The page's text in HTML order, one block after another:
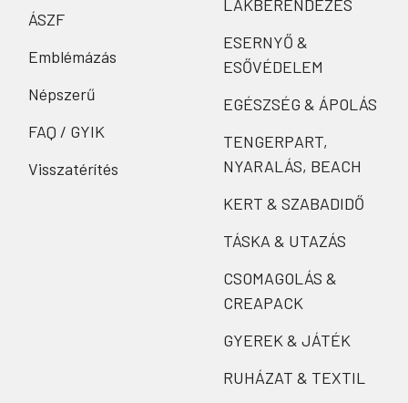
ÁSZF
Emblémázás
Népszerű
FAQ / GYIK
Visszatérítés
LAKBERENDEZÉS
ESERNYŐ &
ESŐVÉDELEM
EGÉSZSÉG & ÁPOLÁS
TENGERPART,
NYARALÁS, BEACH
KERT & SZABADIDŐ
TÁSKA & UTAZÁS
CSOMAGOLÁS &
CREAPACK
GYEREK & JÁTÉK
RUHÁZAT & TEXTIL